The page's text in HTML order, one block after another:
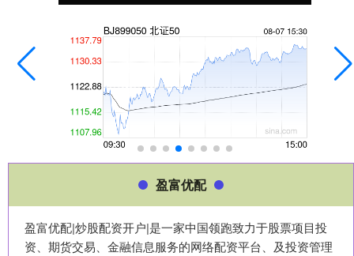
盈富优配
盈富优配|炒股配资开户|是一家中国领跑致力于股票项目投
资、期货交易、金融信息服务的网络配资平台、及投资管理